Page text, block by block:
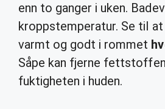
enn to ganger i uken.
kroppstemperatur. Se til
varmt og godt i rommet
Såpe kan fjerne
fuktigheten i huden.